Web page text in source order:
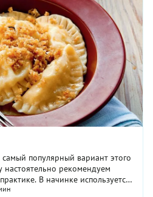
популярный вариант этого
рекомендуем
В начинке используется
...